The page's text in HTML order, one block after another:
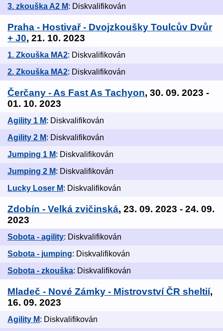
3. zkouška A2 M: Diskvalifikován
Praha - Hostivař - Dvojzkoušky Toulcův Dvůr
+ J0, 21. 10. 2023
1. Zkouška MA2: Diskvalifikován
2. Zkouška MA2: Diskvalifikován
Čerčany - As Fast As Tachyon, 30. 09. 2023 -
01. 10. 2023
Agility 1 M: Diskvalifikován
Agility 2 M: Diskvalifikován
Jumping 1 M: Diskvalifikován
Jumping 2 M: Diskvalifikován
Lucky Loser M: Diskvalifikován
Zdobín - Velká zvičinská, 23. 09. 2023 - 24. 09.
2023
Sobota - agility: Diskvalifikován
Sobota - jumping: Diskvalifikován
Sobota - zkouška: Diskvalifikován
Mladeč - Nové Zámky - Mistrovství ČR sheltií,
16. 09. 2023
Agility M: Diskvalifikován